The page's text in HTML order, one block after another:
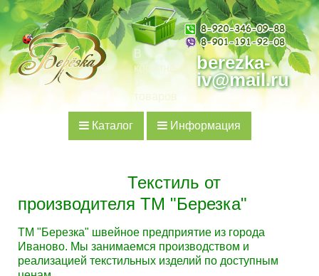
В
корзине
товаров
berezka-
iv@mail.ru
Каталог Информация
Текстиль от
производителя ТМ "Березка"
ТМ "Березка" швейное предприятие из города
Иваново. Мы занимаемся производством и
реализацией текстильных изделий по доступным